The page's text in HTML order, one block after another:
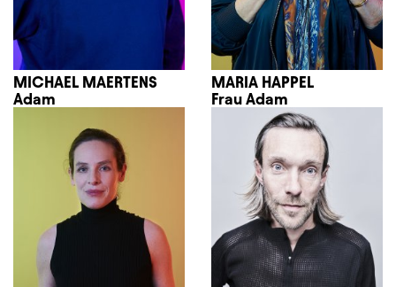
MICHAEL MAERTENS
Adam
MARIA HAPPEL
Frau Adam